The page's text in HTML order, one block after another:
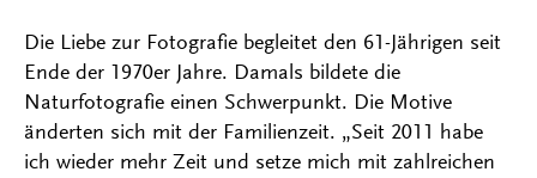
Die Liebe zur Fotografie begleitet den 61-Jährigen seit
Ende der 1970er Jahre. Damals bildete die
Naturfotografie einen Schwerpunkt. Die Motive
änderten sich mit der Familienzeit. „Seit 2011 habe
ich wieder mehr Zeit und setze mich mit zahlreichen